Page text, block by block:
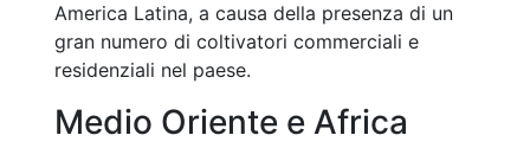
America Latina, a causa della presenza di un
gran numero di coltivatori commerciali e
residenziali nel paese.
Medio Oriente e Africa